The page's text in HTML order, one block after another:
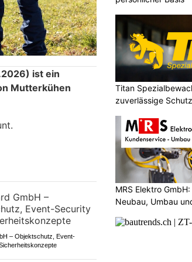
ist ein
Mutterkühen
– Objektschutz, Event-
Titan
zuverlässige
MRS Elektro
Neubau, Umbau